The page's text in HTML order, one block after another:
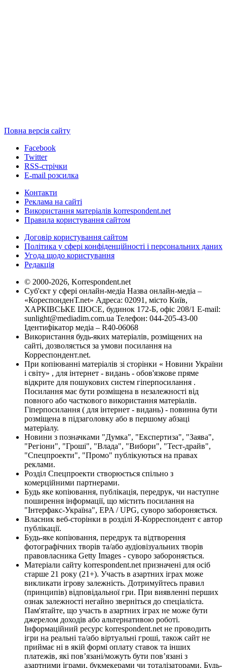
Повна версія сайту
Facebook
Twitter
RSS-стрічки
E-mail розсилка
Контакти
Реклама на сайті
Використання матеріалів korrespondent.net
Правила користування сайтом
Договір користування сайтом
Політика у сфері конфіденційності і персональних даних
Угода щодо користування
Редакція
© 2000-2026, Korrespondent.net
Суб'єкт у сфері онлайн-медіа Назва онлайн-медіа –
«КореспонденТ.net» Адреса: 02091, місто Київ,
ХАРКІВСЬКЕ ШОСЕ, будинок 172-Б, офіс 208/1 E-mail:
sunlight@mediadim.com.ua Телефон: 044-205-43-00
Ідентифікатор медіа – R40-06068
Використання будь-яких матеріалів, розміщених на
сайті, дозволяється за умови посилання на
Корреспондент.net.
При копіюванні матеріалів зі сторінки « Новини України
і світу» , для інтернет - видань - обов'язкове пряме
відкрите для пошукових систем гіперпосилання .
Посилання має бути розміщена в незалежності від
повного або часткового використання матеріалів.
Гіперпосилання ( для інтернет - видань) - повинна бути
розміщена в підзаголовку або в першому абзаці
матеріалу.
Новини з позначками "Думка", "Експертиза", "Заява",
"Регіони", "Гроші", "Влада", "Вибори", "Тест-драйв",
"Спецпроекти", "Промо" публікуються на правах
реклами.
Розділ Спецпроекти створюється спільно з
комерційними партнерами.
Будь яке копіювання, публікація, передрук, чи наступне
поширення інформації, що містить посилання на
"Інтерфакс-Україна", EPA / UPG, суворо забороняється.
Власник веб-сторінки в розділі Я-Корреспондент є автор
публікації.
Будь-яке копіювання, передрук та відтворення
фотографічних творів та/або аудіовізуальних творів
правовласника Getty Images - суворо забороняється.
Матеріали сайту korrespondent.net призначені для осіб
старше 21 року (21+). Участь в азартних іграх може
викликати ігрову залежність. Дотримуйтесь правил
(принципів) відповідальної гри. При виявленні перших
ознак залежності негайно зверніться до спеціаліста.
Пам'ятайте, що участь в азартних іграх не може бути
джерелом доходів або альтернативою роботі.
Інформаційний ресурс korrespondent.net не проводить
ігри на реальні та/або віртуальні гроші, також сайт не
приймає ні в якій формі оплату ставок та інших
платежів, які пов’язані/можуть бути пов’язані з
азартними іграми, букмекерами чи тоталізаторами. Будь-